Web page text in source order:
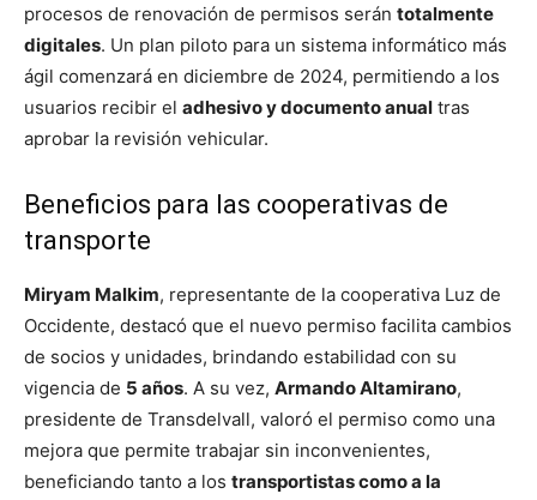
procesos de renovación de permisos serán totalmente
digitales. Un plan piloto para un sistema informático más
ágil comenzará en diciembre de 2024, permitiendo a los
usuarios recibir el adhesivo y documento anual tras
aprobar la revisión vehicular.
Beneficios para las cooperativas de
transporte
Miryam Malkim, representante de la cooperativa Luz de
Occidente, destacó que el nuevo permiso facilita cambios
de socios y unidades, brindando estabilidad con su
vigencia de 5 años. A su vez, Armando Altamirano,
presidente de Transdelvall, valoró el permiso como una
mejora que permite trabajar sin inconvenientes,
beneficiando tanto a los transportistas como a la